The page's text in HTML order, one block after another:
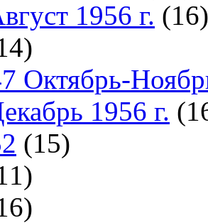
1956 г. (16)
Октябрь-
1956 г.
(15)